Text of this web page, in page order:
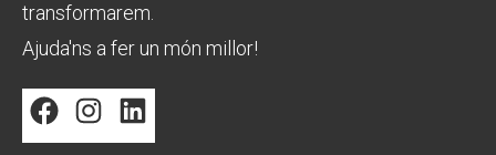
transformarem.
Ajuda'ns a fer un món millor!
FacebookInstagram